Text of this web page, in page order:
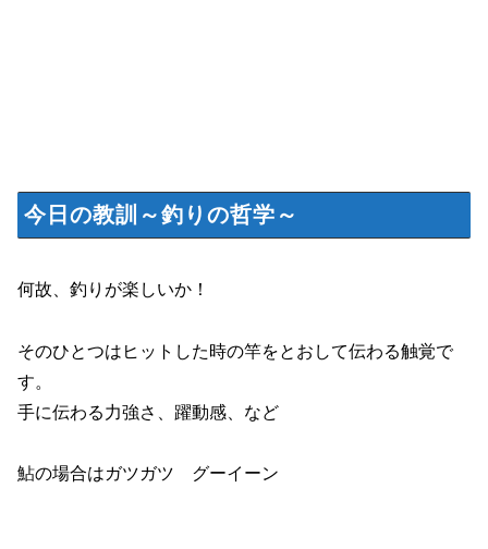
今日の教訓～釣りの哲学～
何故、釣りが楽しいか！
そのひとつはヒットした時の竿をとおして伝わる触覚で
す。
手に伝わる力強さ、躍動感、など
鮎の場合はガツガツ グーイーン